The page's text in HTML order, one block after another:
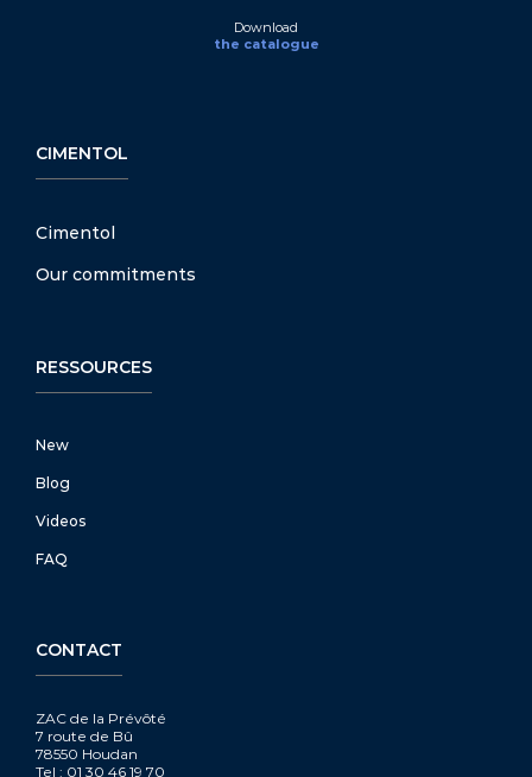
Download
the catalogue
CIMENTOL
Cimentol
Our commitments
RESSOURCES
New
Blog
Videos
FAQ
CONTACT
ZAC de la Prévôté
7 route de Bû
78550 Houdan
Tel : 01 30 46 19 70